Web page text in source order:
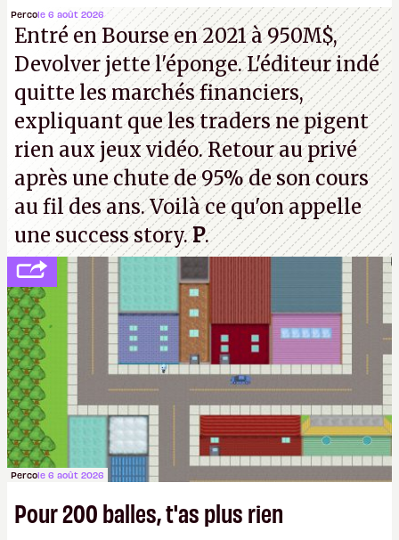
la mort judiciaires pour distribuer du copyright
strike à tour de bras, l'Oncle Sam continuera
d'étaler sa confiture intellectuelle sur vos
souvenirs d'enfance.P.
Percole 6 août 2026
Entré en Bourse en 2021 à 950M$,
Devolver jette l'éponge. L'éditeur indé
quitte les marchés financiers,
expliquant que les traders ne pigent
rien aux jeux vidéo. Retour au privé
après une chute de 95% de son cours
au fil des ans. Voilà ce qu'on appelle
une success story.P.
Percole 6 août 2026
Pour 200 balles, t'as plus rien